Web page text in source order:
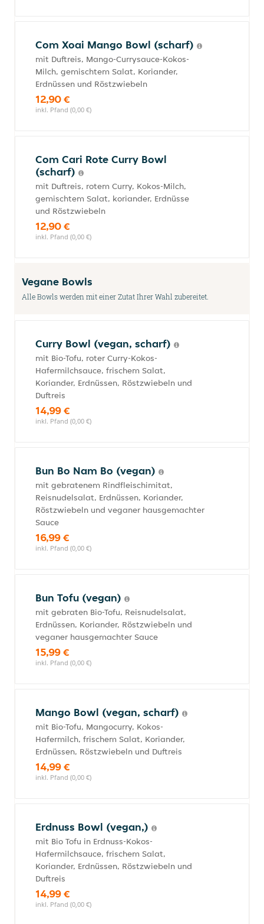
Com Xoai Mango Bowl (scharf)
mit Duftreis, Mango-Currysauce-Kokos-
Milch, gemischtem Salat, Koriander,
Erdnüssen und Röstzwiebeln
12,90 €
inkl. Pfand (0,00 €)
Com Cari Rote Curry Bowl
(scharf)
mit Duftreis, rotem Curry, Kokos-Milch,
gemischtem Salat, koriander, Erdnüsse
und Röstzwiebeln
12,90 €
inkl. Pfand (0,00 €)
Vegane Bowls
Alle Bowls werden mit einer Zutat Ihrer Wahl zubereitet.
Curry Bowl (vegan, scharf)
mit Bio-Tofu, roter Curry-Kokos-
Hafermilchsauce, frischem Salat,
Koriander, Erdnüssen, Röstzwiebeln und
Duftreis
14,99 €
inkl. Pfand (0,00 €)
Bun Bo Nam Bo (vegan)
mit gebratenem Rindfleischimitat,
Reisnudelsalat, Erdnüssen, Koriander,
Röstzwiebeln und veganer hausgemachter
Sauce
16,99 €
inkl. Pfand (0,00 €)
Bun Tofu (vegan)
mit gebraten Bio-Tofu, Reisnudelsalat,
Erdnüssen, Koriander, Röstzwiebeln und
veganer hausgemachter Sauce
15,99 €
inkl. Pfand (0,00 €)
Mango Bowl (vegan, scharf)
mit Bio-Tofu, Mangocurry, Kokos-
Hafermilch, frischem Salat, Koriander,
Erdnüssen, Röstzwiebeln und Duftreis
14,99 €
inkl. Pfand (0,00 €)
Erdnuss Bowl (vegan,)
mit Bio Tofu in Erdnuss-Kokos-
Hafermilchsauce, frischem Salat,
Koriander, Erdnüssen, Röstzwiebeln und
Duftreis
14,99 €
inkl. Pfand (0,00 €)